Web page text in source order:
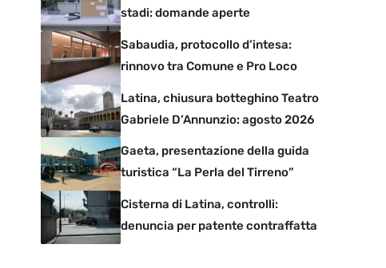
stadi: domande aperte
Sabaudia, protocollo d’intesa:
rinnovo tra Comune e Pro Loco
Latina, chiusura botteghino Teatro
Gabriele D’Annunzio: agosto 2026
Gaeta, presentazione della guida
turistica “La Perla del Tirreno”
Cisterna di Latina, controlli:
denuncia per patente contraffatta